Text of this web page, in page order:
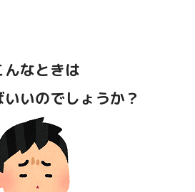
んなときは
いのでしょうか？